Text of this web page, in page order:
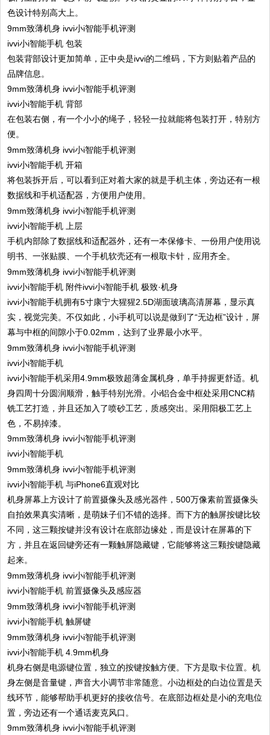
色设计特别高大上。
ivvi小i智能手机 包装
包装背部设计更加简单，正中央是ivvi的二维码，下方则贴着产品的
品牌信息。
ivvi小i智能手机 背部
在包装右侧，有一个小小的绳子，轻轻一拉就能将包装打开，特别方
便。
ivvi小i智能手机 开箱
将包装拆开后，可以看到正对着大家的就是手机主体，旁边还有一根
数据线和手机适配器，方便用户使用。
ivvi小i智能手机 上层
手机内部除了数据线和适配器外，还有一本保修卡、一份用户使用说
明书、一张贴膜、一个手机软壳还有一根取卡针，应用齐全。
ivvi小i智能手机 附件ivvi小i智能手机 极致·机身
ivvi小i智能手机拥有5寸康宁大猩猩2.5D湖面玻璃高清屏幕，显示真
实，视觉完美。不仅如此，小i手机可以说是做到了“无边框”设计，屏
幕与中框的间隙小于0.02mm，达到了业界最小水平。
ivvi小i智能手机
ivvi小i智能手机采用4.9mm极致超薄金属机身，单手持握更舒适。机
身四周十分圆润顺滑，触手特别光滑。小i铝合金中框处采用CNC精
铣工艺打造，并且还加入了喷砂工艺，质感突出。采用阳极工艺上
色，不易掉漆。
ivvi小i智能手机
ivvi小i智能手机 与iPhone6直观对比
机身屏幕上方设计了前置摄像头及感光器件，500万像素前置摄像头
自拍效果真实清晰，是萌妹子们不错的选择。而下方的触屏按键比较
不同，这三颗按键并没有设计在底部边缘处，而是设计在屏幕的下
方，并且在返回键旁还有一颗触屏隐藏键，它能够将这三颗按键隐藏
起来。
ivvi小i智能手机 前置摄像头及感应器
ivvi小i智能手机 触屏键
ivvi小i智能手机 4.9mm机身
机身右侧是电源键位置，独立的按键按触方便。下方是取卡位置。机
身左侧是音量键，声音大小调节非常随意。小i边框处的白边位置是天
线环节，能够帮助手机更好的接收信号。在底部边框处是小i的充电位
置，旁边还有一个通话麦克风口。